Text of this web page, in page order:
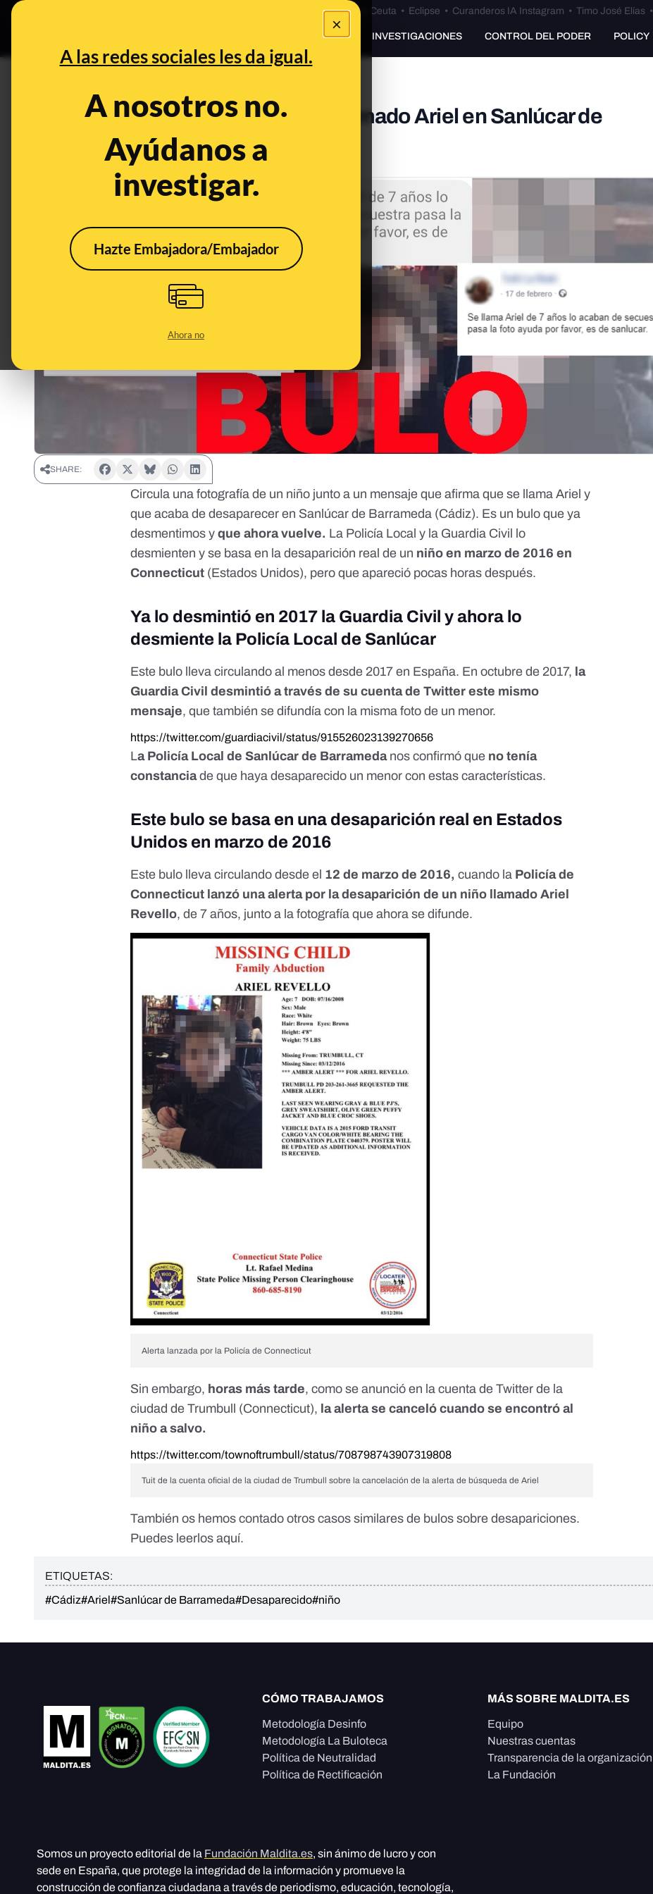
×
A las redes sociales les da igual.
A nosotros no.
Ayúdanos a
investigar.
Hazte Embajadora/Embajador
Ahora no
Especial Ceuta•Bulos Ceuta • Eclipse • Curanderos IA Instagram • Timo José Elías •
PREBUNKING INVESTIGACIONES CONTROL DEL PODER POLICY
No, no ha desaparecido un niño llamado Ariel en Sanlúcar de
Barrameda (Cádiz)
Feb 19, 2020, 6:13:00 PM
SHARE:
Circula una fotografía de un niño junto a un mensaje que afirma que se llama Ariel y
que acaba de desaparecer en Sanlúcar de Barrameda (Cádiz). Es un bulo queya
desmentimos yque ahora vuelve. La Policía Local y la Guardia Civil lo
desmienten y se basa en la desaparición real de un niño en marzo de 2016 en
Connecticut (Estados Unidos), pero que apareció pocas horas después.
Ya lo desmintió en 2017 la Guardia Civil y ahora lo
desmiente la Policía Local de Sanlúcar
Este bulo lleva circulando al menos desde 2017 en España. En octubre de 2017, la
Guardia Civil desmintió a través de su cuenta de Twitter este mismo
mensaje, que también se difundía con la misma foto de un menor.
https://twitter.com/guardiacivil/status/915526023139270656
La Policía Local de Sanlúcar de Barrameda nos confirmó que no tenía
constanciade que haya desaparecido un menor con estas características.
Este bulo se basa en una desaparición real en Estados
Unidos en marzo de 2016
Este bulo lleva circulando desde el 12 de marzo de 2016, cuando la Policía de
Connecticut lanzó una alerta por la desaparición de un niño llamado Ariel
Revello, de 7 años, junto a la fotografía que ahora se difunde.
Alerta lanzada por la Policía de Connecticut
Sin embargo, horas más tarde, como se anunció en la cuenta de Twitter de la
ciudad de Trumbull (Connecticut), la alerta se canceló cuando se encontró al
niño a salvo.
https://twitter.com/townoftrumbull/status/708798743907319808
Tuit de la cuenta oficial de la ciudad de Trumbull sobre la cancelación de la alerta de búsqueda de Ariel
También os hemos contado otros casos similares de bulos sobre desapariciones.
Puedes leerlosaquí.
ETIQUETAS:
#Cádiz#Ariel#Sanlúcar de Barrameda#Desaparecido#niño
CÓMO TRABAJAMOS
Metodología Desinfo
Metodología La Buloteca
Política de Neutralidad
Política de Rectificación
MÁS SOBRE MALDITA.ES
Equipo
Nuestras cuentas
Transparencia de la organización
La Fundación
Somos un proyecto editorial de la Fundación Maldita.es, sin ánimo de lucro y con
sede en España, que protege la integridad de la información y promueve la
construcción de confianza ciudadana a través de periodismo, educación, tecnología,